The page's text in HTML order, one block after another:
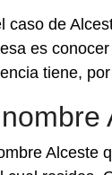
caso de
es
tiene,
Alceste